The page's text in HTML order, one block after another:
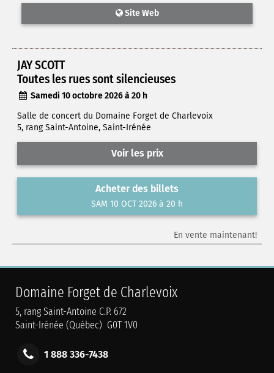
Site Web
JAY SCOTT
Toutes les rues sont silencieuses
Samedi 10 octobre 2026 à 20 h
Salle de concert du Domaine Forget de Charlevoix
5, rang Saint-Antoine, Saint-Irénée
Voir les prix
Acheter des billets
SAM 10 OCT 2026 à 20 h
En vente maintenant!
Domaine Forget de Charlevoix
5, rang Saint-Antoine C.P. 672
Saint-Irénée (Québec) G0T 1V0
1 888 336-7438